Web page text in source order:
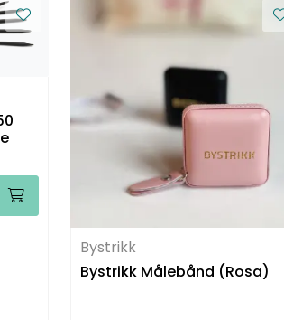
Bystrikk
Bystrikk Målebånd (Rosa)